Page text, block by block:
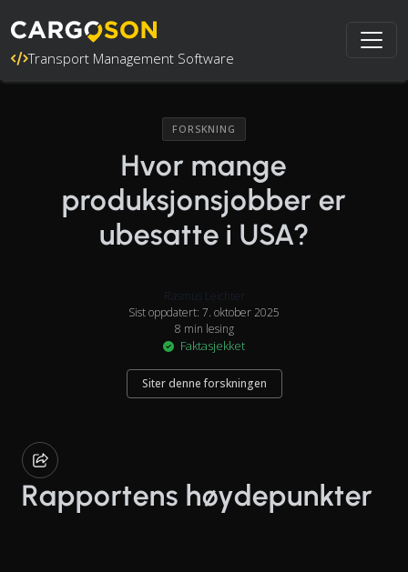
Transport Management Software
FORSKNING
Hvor mange
produksjonsjobber er
ubesatte i USA?
Rasmus Leichter
Sist oppdatert: 7. oktober 2025
8 min lesing
Faktasjekket
Siter denne forskningen
Rapportens høydepunkter